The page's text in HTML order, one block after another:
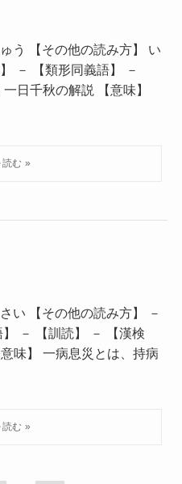
う 【その他の読み方】 い
－ 【類形同義語】 －
日千秋の解説 【意味】
い 【その他の読み方】 －
】 － 【訓読】 － 【漢検
味】 一病息災とは、持病